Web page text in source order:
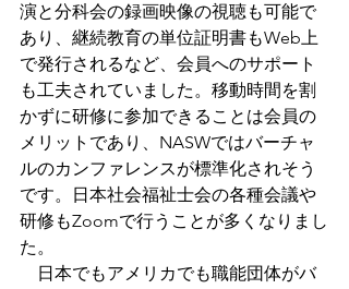
演と分科会の録画映像の視聴も可能で
あり、継続教育の単位証明書もWeb上
で発行されるなど、会員へのサポート
も工夫されていました。移動時間を割
かずに研修に参加できることは会員の
メリットであり、NASWではバーチャ
ルのカンファレンスが標準化されそう
です。日本社会福祉士会の各種会議や
研修もZoomで行うことが多くなりまし
た。
日本でもアメリカでも職能団体がバ